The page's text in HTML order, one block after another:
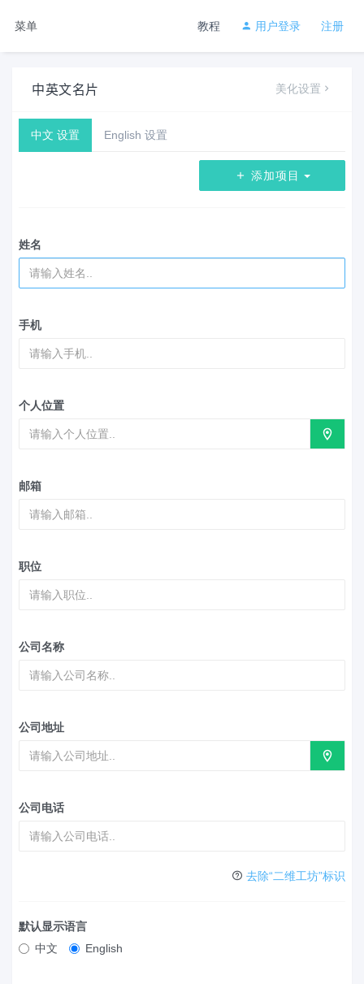
菜单 注册
用户登录
教程
中英文名片 美化设置
中文 设置 English 设置
添加项目
姓名
手机
个人位置
邮箱
职位
公司名称
公司地址
公司电话
去除“二维工坊”标识
默认显示语言
中文
English